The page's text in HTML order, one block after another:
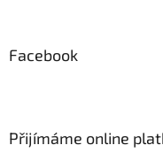
Facebook
Přijímáme online